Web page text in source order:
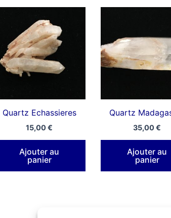
Quartz Echassieres
15,00€
Ajouter au
panier
Quartz
35,00€
Ajouter au
panier